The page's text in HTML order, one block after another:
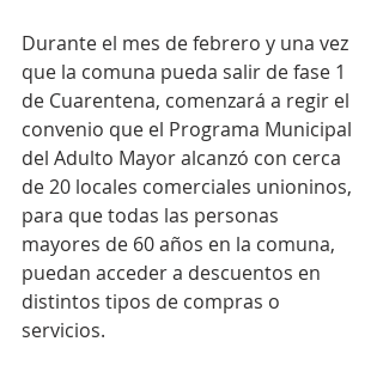
Durante el mes de febrero y una vez
que la comuna pueda salir de fase 1
de Cuarentena, comenzará a regir el
convenio que el Programa Municipal
del Adulto Mayor alcanzó con cerca
de 20 locales comerciales unioninos,
para que todas las personas
mayores de 60 años en la comuna,
puedan acceder a descuentos en
distintos tipos de compras o
servicios.